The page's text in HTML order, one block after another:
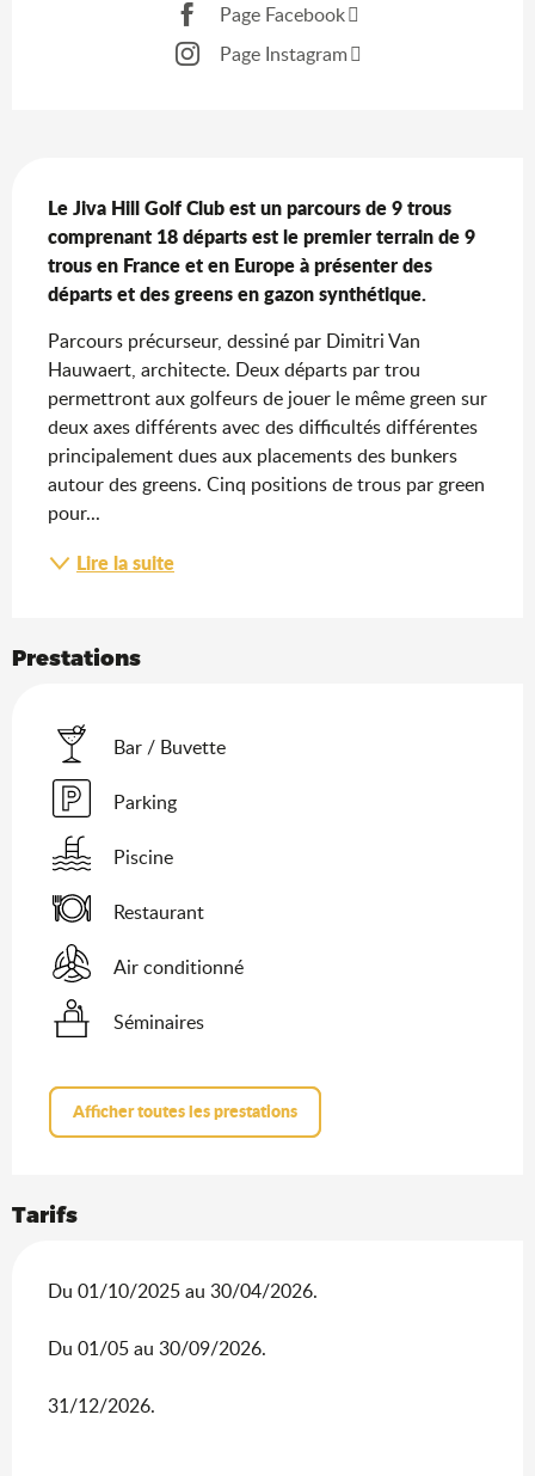
Page Facebook
Page Instagram
Le Jiva Hill Golf Club est un parcours de 9 trous
comprenant 18 départs est le premier terrain de 9
trous en France et en Europe à présenter des
départs et des greens en gazon synthétique.
Parcours précurseur, dessiné par Dimitri Van
Hauwaert, architecte. Deux départs par trou
permettront aux golfeurs de jouer le même green sur
deux axes différents avec des difficultés différentes
principalement dues aux placements des bunkers
autour des greens. Cinq positions de trous par green
pour...
Lire la suite
Prestations
Bar / Buvette
Parking
Piscine
Restaurant
Air conditionné
Séminaires
Afficher toutes les prestations
Tarifs
Du 01/10/2025 au 30/04/2026.
Du 01/05 au 30/09/2026.
31/12/2026.